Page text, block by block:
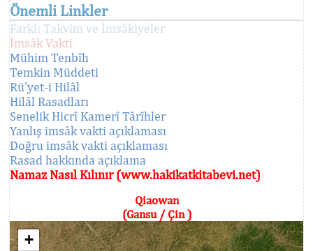
Önemli Linkler
Farklı Takvim ve İmsâkiyeler
İmsâk Vakti
Mühim Tenbîh
Temkin Müddeti
Rü'yet-i Hilâl
Hilâl Rasadları
Senelik Hicrî Kamerî Târîhler
Yanlış imsâk vakti açıklaması
Doğru imsâk vakti açıklaması
Rasad hakkında açıklama
Namaz Nasıl Kılınır (www.hakikatkitabevi.net)
Qiaowan
(Gansu / Çin )
+